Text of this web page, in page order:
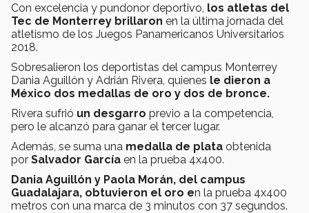
Con excelencia y pundonor deportivo, los atletas del
Tec de Monterrey brillaron en la última jornada del
atletismo de los Juegos Panamericanos Universitarios
2018.
Sobresalieron los deportistas del campus Monterrey
Dania Aguillón y Adrián Rivera, quienes le dieron a
México dos medallas de oro y dos de bronce.
Rivera sufrió un desgarro previo a la competencia,
pero le alcanzó para ganar el tercer lugar.
Además, se suma una medalla de plata obtenida
por Salvador García en la prueba 4x400.
Dania Aguillón y Paola Morán, del campus
Guadalajara, obtuvieron el oro en la prueba 4x400
metros con una marca de 3 minutos con 37 segundos.